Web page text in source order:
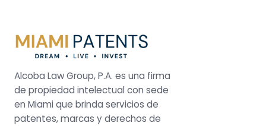
Alcoba Law Group, P.A. es una firma
de propiedad intelectual con sede
en Miami que brinda servicios de
patentes, marcas y derechos de